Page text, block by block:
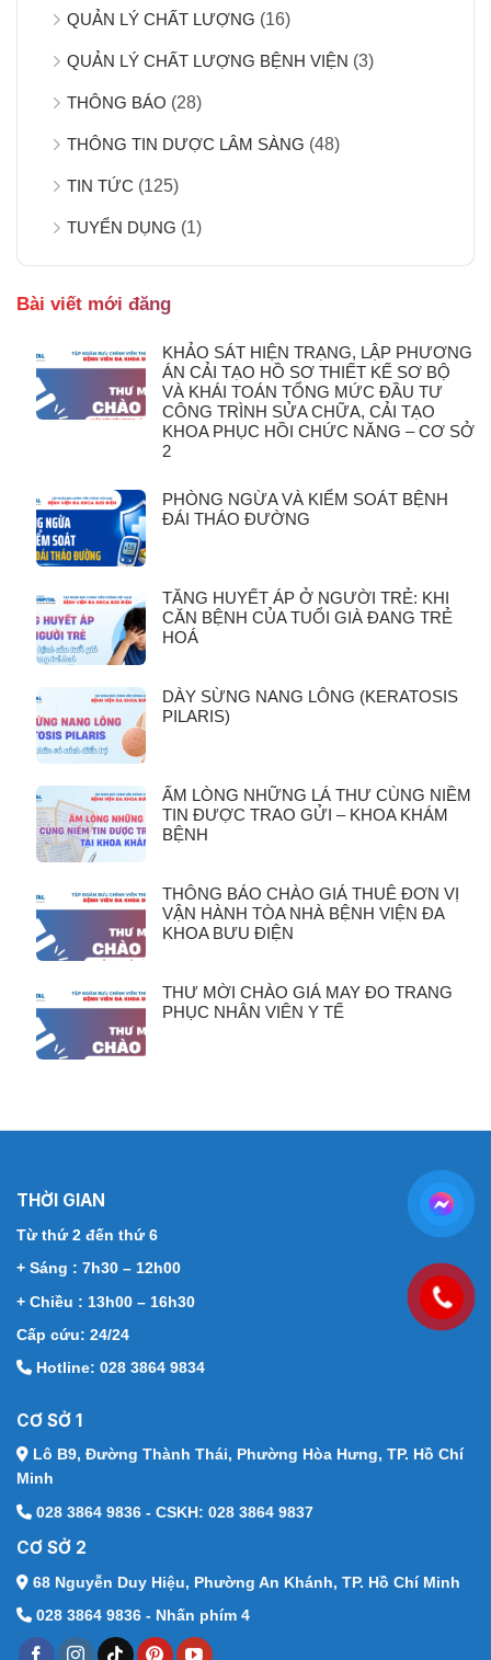
QUẢN LÝ CHẤT LƯỢNG (16)
QUẢN LÝ CHẤT LƯỢNG BỆNH VIỆN (3)
THÔNG BÁO (28)
THÔNG TIN DƯỢC LÂM SÀNG (48)
TIN TỨC (125)
TUYỂN DỤNG (1)
Bài viết mới đăng
KHẢO SÁT HIỆN TRẠNG, LẬP PHƯƠNG
ÁN CẢI TẠO HỒ SƠ THIẾT KẾ SƠ BỘ
VÀ KHÁI TOÁN TỔNG MỨC ĐẦU TƯ
CÔNG TRÌNH SỬA CHỮA, CẢI TẠO
KHOA PHỤC HỒI CHỨC NĂNG – CƠ SỞ
2
PHÒNG NGỪA VÀ KIỂM SOÁT BỆNH
ĐÁI THÁO ĐƯỜNG
TĂNG HUYẾT ÁP Ở NGƯỜI TRẺ: KHI
CĂN BỆNH CỦA TUỔI GIÀ ĐANG TRẺ
HOÁ
DÀY SỪNG NANG LÔNG (KERATOSIS
PILARIS)
ẤM LÒNG NHỮNG LÁ THƯ CÙNG NIỀM
TIN ĐƯỢC TRAO GỬI – KHOA KHÁM
BỆNH
THÔNG BÁO CHÀO GIÁ THUÊ ĐƠN VỊ
VẬN HÀNH TÒA NHÀ BỆNH VIỆN ĐA
KHOA BƯU ĐIỆN
THƯ MỜI CHÀO GIÁ MAY ĐO TRANG
PHỤC NHÂN VIÊN Y TẾ
THỜI GIAN
Từ thứ 2 đến thứ 6
+ Sáng : 7h30 – 12h00
+ Chiều : 13h00 – 16h30
Cấp cứu: 24/24
Hotline: 028 3864 9834
CƠ SỞ 1
Lô B9, Đường Thành Thái, Phường Hòa Hưng, TP. Hồ Chí
Minh
028 3864 9836 - CSKH: 028 3864 9837
CƠ SỞ 2
68 Nguyễn Duy Hiệu, Phường An Khánh, TP. Hồ Chí Minh
028 3864 9836 - Nhấn phím 4